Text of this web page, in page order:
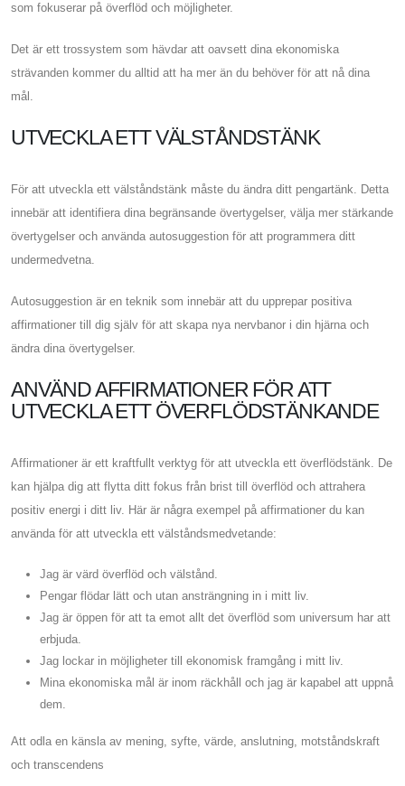
som fokuserar på överflöd och möjligheter.
Det är ett trossystem som hävdar att oavsett dina ekonomiska
strävanden kommer du alltid att ha mer än du behöver för att nå dina
mål.
UTVECKLA ETT VÄLSTÅNDSTÄNK
För att utveckla ett välståndstänk måste du ändra ditt pengartänk. Detta
innebär att identifiera dina begränsande övertygelser, välja mer stärkande
övertygelser och använda autosuggestion för att programmera ditt
undermedvetna.
Autosuggestion är en teknik som innebär att du upprepar positiva
affirmationer till dig själv för att skapa nya nervbanor i din hjärna och
ändra dina övertygelser.
ANVÄND AFFIRMATIONER FÖR ATT
UTVECKLA ETT ÖVERFLÖDSTÄNKANDE
Affirmationer är ett kraftfullt verktyg för att utveckla ett överflödstänk. De
kan hjälpa dig att flytta ditt fokus från brist till överflöd och attrahera
positiv energi i ditt liv. Här är några exempel på affirmationer du kan
använda för att utveckla ett välståndsmedvetande:
Jag är värd överflöd och välstånd.
Pengar flödar lätt och utan ansträngning in i mitt liv.
Jag är öppen för att ta emot allt det överflöd som universum har att
erbjuda.
Jag lockar in möjligheter till ekonomisk framgång i mitt liv.
Mina ekonomiska mål är inom räckhåll och jag är kapabel att uppnå
dem.
Att odla en känsla av mening, syfte, värde, anslutning, motståndskraft
och transcendens